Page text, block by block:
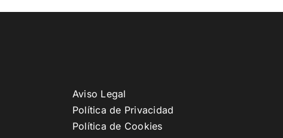
Aviso Legal
Política de Privacidad
Política de Cookies